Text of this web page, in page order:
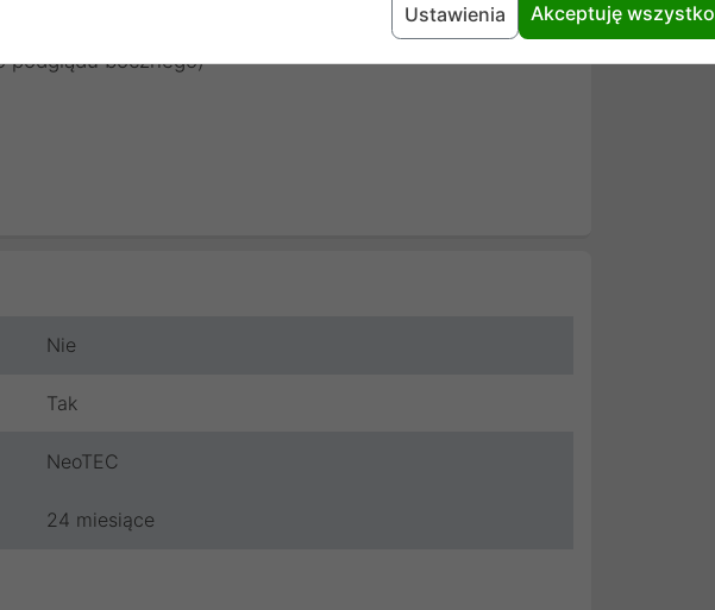
podglądu bocznego)
Nie
Tak
NeoTEC
24 miesiące
Ustawienia Akceptuję wszystko